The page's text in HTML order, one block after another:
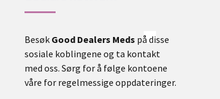
Besøk Good Dealers Meds på disse
sosiale koblingene og ta kontakt
med oss. Sørg for å følge kontoene
våre for regelmessige oppdateringer.